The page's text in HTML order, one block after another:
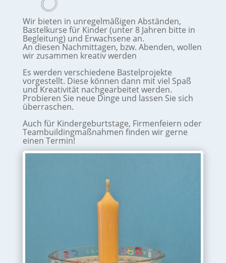
Wir bieten in unregelmäßigen Abständen,
Bastelkurse für Kinder (unter 8 Jahren bitte in
Begleitung) und Erwachsene an.
An diesen Nachmittagen, bzw. Abenden, wollen
wir zusammen kreativ werden
Es werden verschiedene Bastelprojekte
vorgestellt. Diese können dann mit viel Spaß
und Kreativität nachgearbeitet werden.
Probieren Sie neue Dinge und lassen Sie sich
überraschen.
Auch für Kindergeburtstage, Firmenfeiern oder
Teambuildingmaßnahmen finden wir gerne
einen Termin!